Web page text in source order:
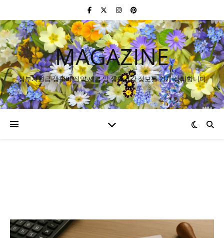
MAGAZINE
정부지원금·생활비 절약·세금 및 생활건강 정보를 쉽게 정리합니다